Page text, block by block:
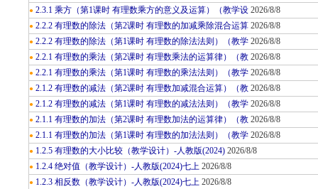
● 2.3.1 乘方（第1课时 有理数乘方的意义及运算）（教学设 2026/8/8
● 2.2.2 有理数的除法（第2课时 有理数的加减乘除混合运算 2026/8/8
● 2.2.2 有理数的除法（第1课时 有理数的除法法则）（教学 2026/8/8
● 2.2.1 有理数的乘法（第2课时 有理数乘法的运算律）（教 2026/8/8
● 2.2.1 有理数的乘法（第1课时 有理数的乘法法则）（教学 2026/8/8
● 2.1.2 有理数的减法（第2课时 有理数加减混合运算）（教 2026/8/8
● 2.1.2 有理数的减法（第1课时 有理数的减法法则）（教学 2026/8/8
● 2.1.1 有理数的加法（第2课时 有理数加法的运算律）（教 2026/8/8
● 2.1.1 有理数的加法（第1课时 有理数的加法法则）（教学 2026/8/8
● 1.2.5 有理数的大小比较（教学设计）-人教版(2024) 2026/8/8
● 1.2.4 绝对值（教学设计）-人教版(2024)七上 2026/8/8
● 1.2.3 相反数（教学设计）-人教版(2024)七上 2026/8/8